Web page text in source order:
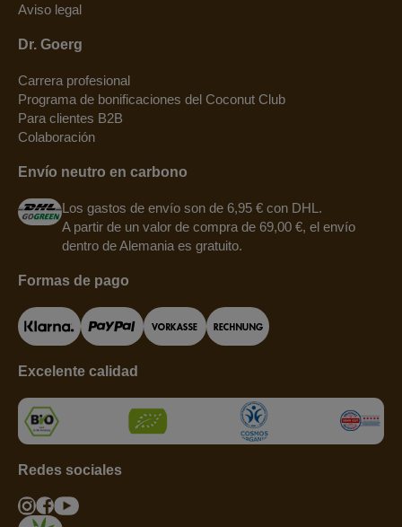
Aviso legal
Dr. Goerg
Carrera profesional
Programa de bonificaciones del Coconut Club
Para clientes B2B
Colaboración
Envío neutro en carbono
Los gastos de envío son de 6,95 € con DHL.
A partir de un valor de compra de 69,00 €, el envío
dentro de Alemania es gratuito.
Formas de pago
Excelente calidad
Redes sociales